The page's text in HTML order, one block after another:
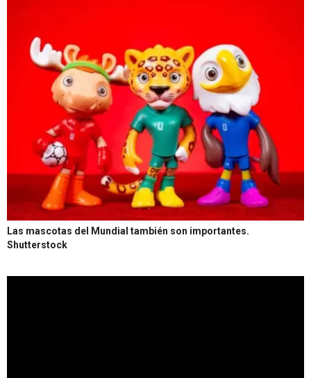
Las mascotas del Mundial también son importantes.
Shutterstock